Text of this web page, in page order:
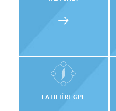
LA FILIÈRE GPL